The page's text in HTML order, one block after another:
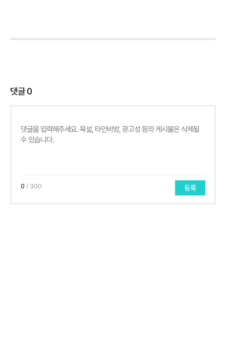
댓글0
0 / 300 등록